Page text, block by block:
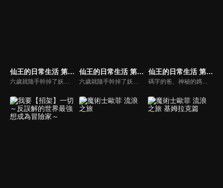
仙王的日常生活 第二季
六歲就隨手幹掉了妖王吞天蛤，作爲一個無所不能的修真奇才，王令得隱藏自己的大能，在一羣平凡的修真學生中活下去。普通人追求的錢財，仙術，法寶，聲名，這個年輕人都不在意。無論豪門千金孫蓉的愛慕，影流頂級殺手的狙殺，父母無間斷的囉嗦，都無法阻止他對乾脆面的追求。
仙王的日常生活 第三季
六歲就隨手幹掉了妖王吞天蛤，作爲一個無所不能的修真奇才，王令得隱藏自己的大能，在一羣平凡的修真學生中活下去。普通人追求的錢財，仙術，法寶，聲名，這個年輕人都不在意。無論豪門千金孫蓉的愛慕，影流頂級殺手的狙殺，父母無間斷的囉嗦，都無法阻止他對乾脆面的追求。
仙王的日常生活 第五季
碼字的爸、神秘的媽、全新的妹妹和愛吃點心麵的他，妹妹王暖的到來給王令一家的生活帶來的翻天覆地的變化，如何當一個合格的哥哥，成為了仙王王令的新煩惱。王暖異於常人的強大似乎早在王家人的意料之中，於是王令決定努力教導妹妹控制力量。然而，妹妹的強大也引起了惡勢力組織夜魁與詭牢天級囚犯白哲的注意，面對邪惡修士的挑釁，王令做了一個違背祖宗的決定──帶著妹妹與這些壞人練練手！